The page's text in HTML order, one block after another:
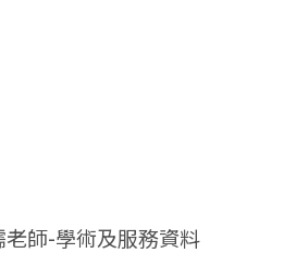
老師-學術及服務資料